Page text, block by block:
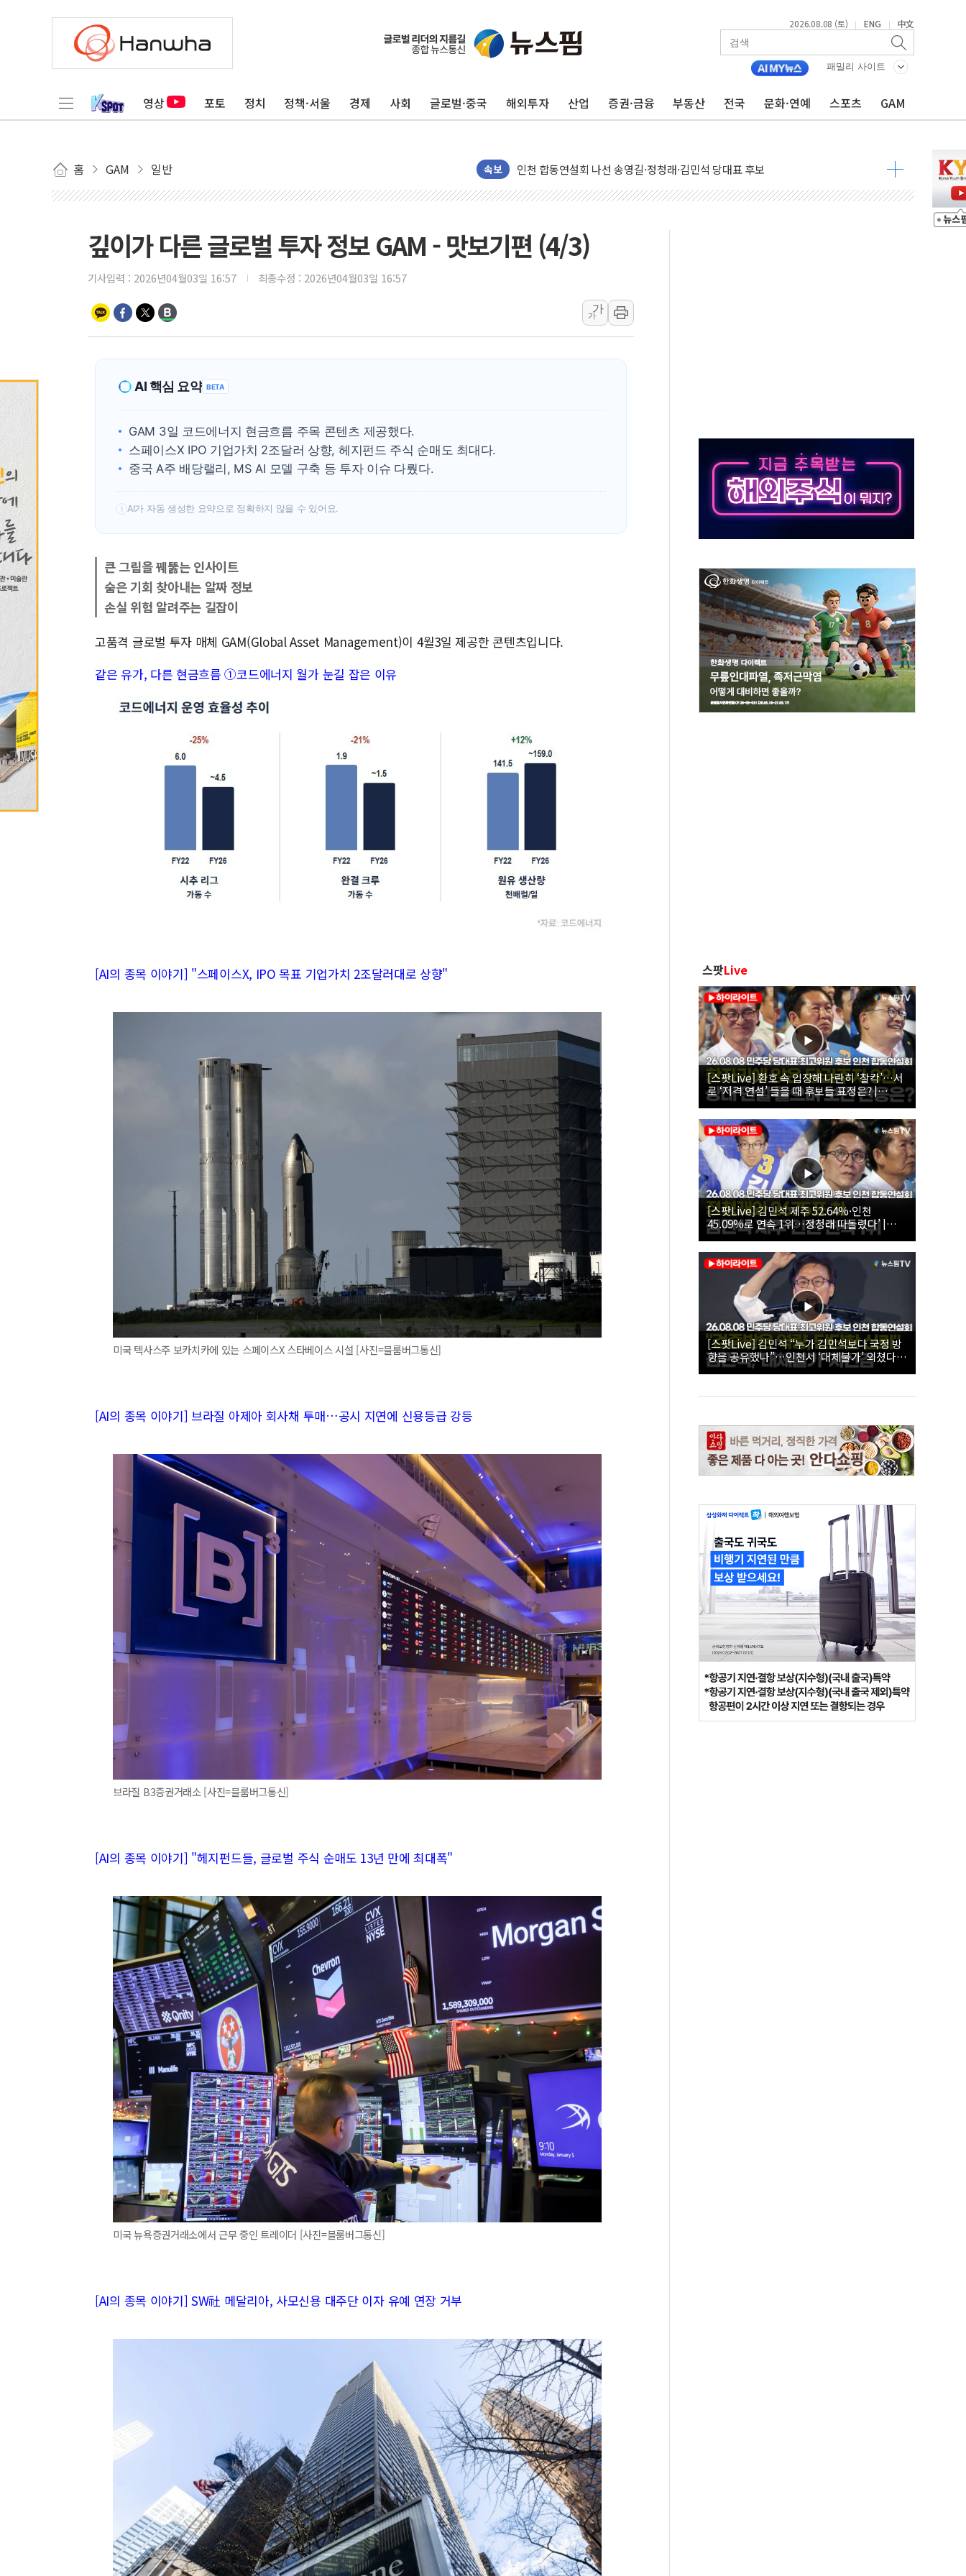
2026.08.08 (토) | ENG | 中文
패밀리 사이트
영상 포토 정치 정책·서울 경제 사회 글로벌·중국 해외투자 산업 증권·금융 부동산 전국 문화·연예 스포츠 GAM
홈 GAM 일반 속보
울진·영덕 '호우특보'-포항 '산사태 주의보'...경북도, 호우 피해·통제구간 없어
[종합] 김민석, 정청래에 '0.86%p' 차 재역전 성공...金 45.42% vs 鄭 44.56%
김민석, 2주차 제주·인천 경선서 정청래에 승리...47.75% vs 42.08%
인사하는 김민석 당대표 후보
[속보] 민주, 인천 경선 결과 발표...김민석 45.09% 정청래 43.27% 송영길 11.63%
[속보] 민주, 제주 경선 결과 발표...김민석 52.64% 정청래 39.89% 송영길 7.47%
美, 이란전 출구전략 만지작…공습 한계·탄약 부족 현실화
강릉·동해·삼척 시간당 최대 50㎜ 폭우…강원 동해안 강한 비 이어져
폐기물 수거하다 참변…60대 환경미화원 수거차에 치여 사망
서울 중랑구 주택가서 흉기 난동…60대 남성 2명 숨져
인천서 말다툼 중 어머니 흉기 살해 10대 아들 체포
'화합' 꺼낸 김민석에 '뻔뻔' 받아친 정청래…제주 연설서 신경전 고조
李대통령, ISA 개편 재검토 지시…與 "적극 환영"·野 "졸속 국정"
깊이가 다른 글로벌 투자 정보 GAM - 맛보기편 (4/3)
기사입력 : 2026년04월03일 16:57 최종수정 : 2026년04월03일 16:57
가
가
AI 핵심 요약 BETA
GAM 3일 코드에너지 현금흐름 주목 콘텐츠 제공했다.
스페이스X IPO 기업가치 2조달러 상향, 헤지펀드 주식 순매도 최대다.
중국 A주 배당랠리, MS AI 모델 구축 등 투자 이슈 다뤘다.
! AI가 자동 생성한 요약으로 정확하지 않을 수 있어요.
큰 그림을 꿰뚫는 인사이트
숨은 기회 찾아내는 알짜 정보
손실 위험 알려주는 길잡이
고품격 글로벌 투자 매체 GAM(Global Asset Management)이 4월3일 제공한 콘텐츠입니다.
같은 유가, 다른 현금흐름 ①코드에너지 월가 눈길 잡은 이유
[AI의 종목 이야기] "스페이스X, IPO 목표 기업가치 2조달러대로 상향"
미국 텍사스주 보카치카에 있는 스페이스X 스타베이스 시설 [사진=블룸버그통신]
[AI의 종목 이야기] 브라질 아제아 회사채 투매…공시 지연에 신용등급 강등
브라질 B3증권거래소 [사진=블룸버그통신]
[AI의 종목 이야기] "헤지펀드들, 글로벌 주식 순매도 13년 만에 최대폭"
미국 뉴욕증권거래소에서 근무 중인 트레이더 [사진=블룸버그통신]
[AI의 종목 이야기] SW社 메달리아, 사모신용 대주단 이자 유예 연장 거부
스팟Live
[스팟Live] 환호 속 입장해 나란히 ‘찰칵’…서
로 ‘저격 연설’ 들을 때 후보들 표정은? |
26.08.08 더불어민주당 당대표·최고위원 후
보 인천 합동연설회
[스팟Live] 김민석 제주 52.64%·인천
45.09%로 연속 1위…정청래 따돌렸다’ |
26.08.08 더불어민주당 당대표·최고위원 후
보 인천 합동연설회
[스팟Live] 김민석 “누가 김민석보다 국정 방
향을 공유했나”…인천서 ‘대체불가’ 외쳤다 |
26.08.08 더불어민주당 당대표·최고위원 후